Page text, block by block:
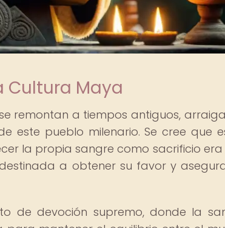
Cultura Maya
remontan a tiempos antiguos,
este pueblo milenario. Se cree que
la propia sangre como sacrificio era
a obtener su favor y
de devoción supremo, donde la